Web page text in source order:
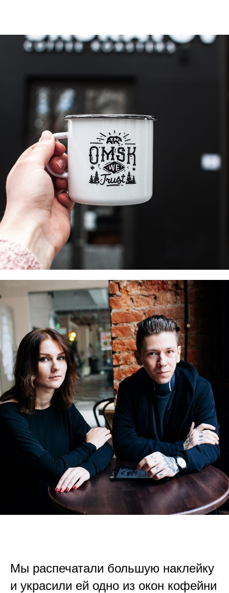
Мы распечатали большую наклейку
и украсили ей одно из окон кофейни